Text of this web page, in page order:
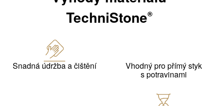
TechniStone®
Snadná údržba a čištění Vhodný pro přímý styk
s potravinami